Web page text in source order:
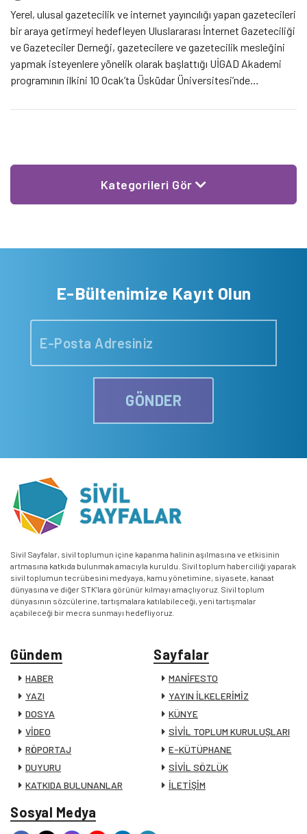
Yerel, ulusal gazetecilik ve internet yayıncılığı yapan gazetecileri
bir araya getirmeyi hedefleyen Uluslararası İnternet Gazeteciliği
ve Gazeteciler Derneği, gazetecilere ve gazetecilik mesleğini
yapmak isteyenlere yönelik olarak başlattığı UİGAD Akademi
programının ilkini 10 Ocak’ta Üsküdar Üniversitesi’nde
Kategorileri Gör
E-Bültenimize Kayıt Olun
GÖNDER
Sivil Sayfalar, sivil toplumun içine kapanma halinin aşılmasına ve etkisinin
artmasına katkıda bulunmak amacıyla kuruldu. Sivil toplum haberciliği yaparak
sivil toplumun tecrübesini medyaya, kamu yönetimine, siyasete, kanaat
dünyasına ve diğer STK’lara görünür kılmayı amaçlıyoruz. Sivil toplum
dünyasının sözcülerine, tartışmalara katılabileceği, yeni tartışmalar
açabileceği bir mecra sunmayı hedefliyoruz.
Gündem
HABER
YAZI
DOSYA
VİDEO
RÖPORTAJ
DUYURU
KATKIDA BULUNANLAR
Sayfalar
MANİFESTO
YAYIN İLKELERİMİZ
KÜNYE
SİVİL TOPLUM KURULUŞLARI
E-KÜTÜPHANE
SİVİL SÖZLÜK
İLETİŞİM
Sosyal Medya